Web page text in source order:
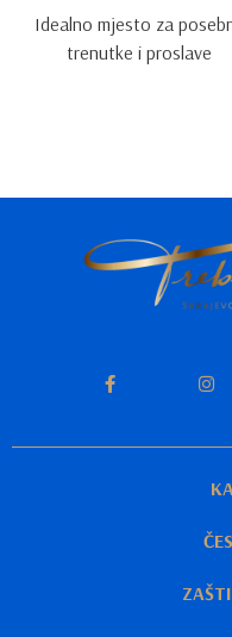
Idealno mjesto za
trenutke i proslave